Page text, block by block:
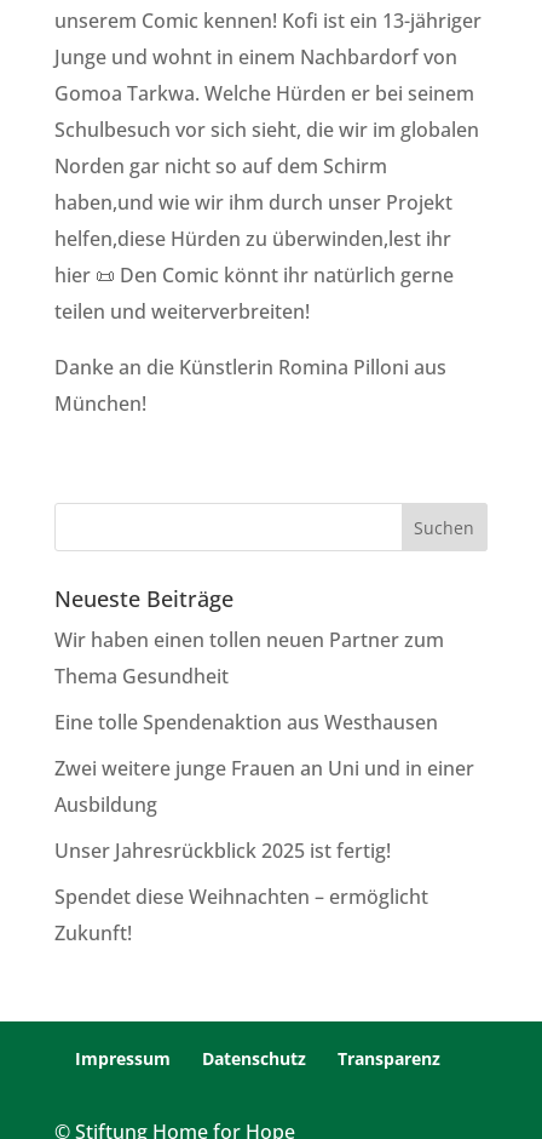
unserem Comic kennen! Kofi ist ein 13-jähriger
Junge und wohnt in einem Nachbardorf von
Gomoa Tarkwa. Welche Hürden er bei seinem
Schulbesuch vor sich sieht, die wir im globalen
Norden gar nicht so auf dem Schirm
haben,und wie wir ihm durch unser Projekt
helfen,diese Hürden zu überwinden,lest ihr
hier 📜 Den Comic könnt ihr natürlich gerne
teilen und weiterverbreiten!
Danke an die Künstlerin Romina Pilloni aus
München!
Neueste Beiträge
Wir haben einen tollen neuen Partner zum
Thema Gesundheit
Eine tolle Spendenaktion aus Westhausen
Zwei weitere junge Frauen an Uni und in einer
Ausbildung
Unser Jahresrückblick 2025 ist fertig!
Spendet diese Weihnachten – ermöglicht
Zukunft!
Impressum Datenschutz Transparenz
© Stiftung Home for Hope